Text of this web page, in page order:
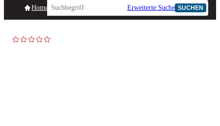
HomepageHandelsmeldungen Ad-Hoc-Meldungen
Erweiterte Suche SUCHEN